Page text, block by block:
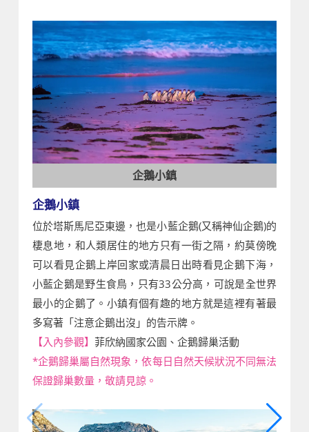
企鵝小鎮
企鵝小鎮
位於塔斯馬尼亞東邊，也是小藍企鵝(又稱神仙企鵝)的
棲息地，和人類居住的地方只有一街之隔，約莫傍晚
可以看見企鵝上岸回家或清晨日出時看見企鵝下海，
小藍企鵝是野生食鳥，只有33公分高，可說是全世界
最小的企鵝了。小鎮有個有趣的地方就是這裡有著最
多寫著「注意企鵝出沒」的告示牌。
【入內參觀】 菲欣納國家公園、企鵝歸巢活動
*企鵝歸巢屬自然現象，依每日自然天候狀況不同無法
保證歸巢數量，敬請見諒。